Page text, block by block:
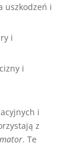
uszkodzeń i
i
i
i
z
. Te